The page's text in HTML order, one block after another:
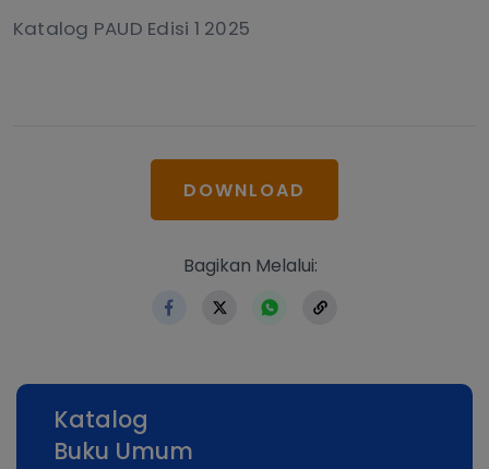
Katalog PAUD Edisi 1 2025
DOWNLOAD
https://
Bagikan Melalui:
Katalog
Buku Umum